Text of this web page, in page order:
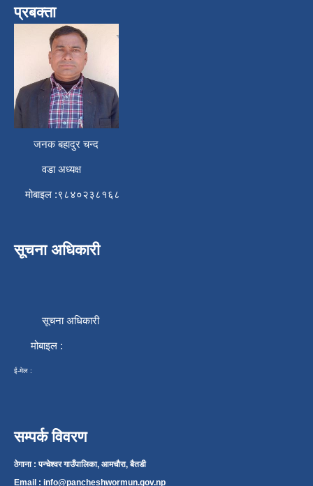
प्रबक्ता
जनक बहादुर चन्द
वडा अध्यक्ष
मोबाइल :९८४०२३८१६८
सूचना अधिकारी
सूचना अधिकारी
मोबाइल :
ई-मेल :
सम्पर्क विवरण
ठेगाना : पन्चेश्वर गाउँपालिका, आमचौरा, बैतडी
Email : info@pancheshwormun.gov.np